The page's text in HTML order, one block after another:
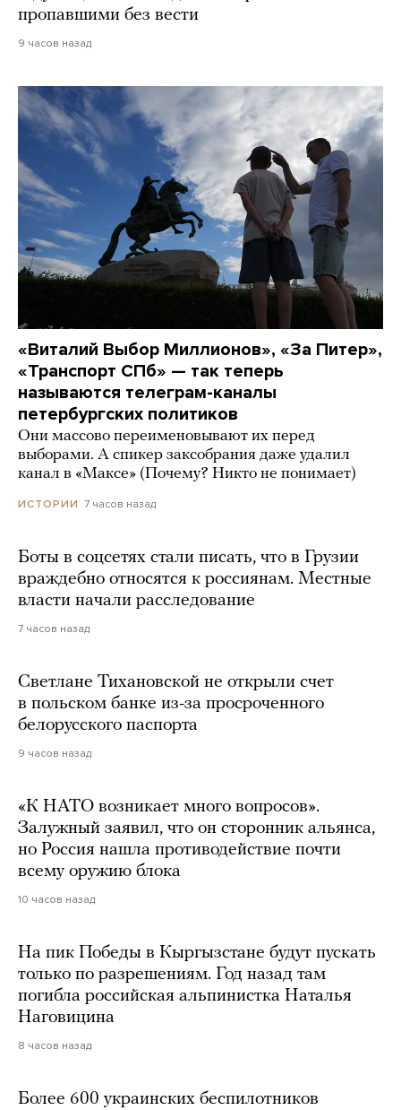
пропавшими без вести
9 часов назад
«Виталий Выбор Миллионов», «За Питер»,
«Транспорт СПб» — так теперь
называются телеграм-каналы
петербургских политиков
Они массово переименовывают их перед
выборами. А спикер заксобрания даже удалил
канал в «Максе» (Почему? Никто не понимает)
ИСТОРИИ 7 часов назад
Боты в соцсетях стали писать, что в Грузии
враждебно относятся к россиянам. Местные
власти начали расследование
7 часов назад
Светлане Тихановской не открыли счет
в польском банке из-за просроченного
белорусского паспорта
9 часов назад
«К НАТО возникает много вопросов».
Залужный заявил, что он сторонник альянса,
но Россия нашла противодействие почти
всему оружию блока
10 часов назад
На пик Победы в Кыргызстане будут пускать
только по разрешениям. Год назад там
погибла российская альпинистка Наталья
Наговицина
8 часов назад
Более 600 украинских беспилотников